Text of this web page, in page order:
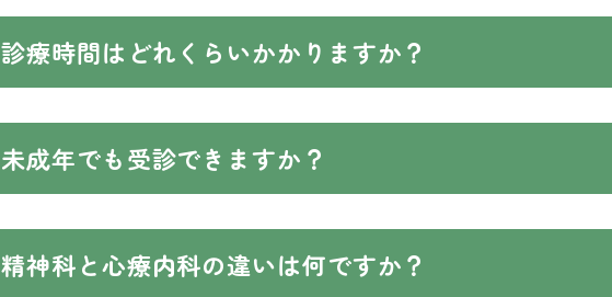
診療時間はどれくらいかかりますか？
未成年でも受診できますか？
精神科と心療内科の違いは何ですか？